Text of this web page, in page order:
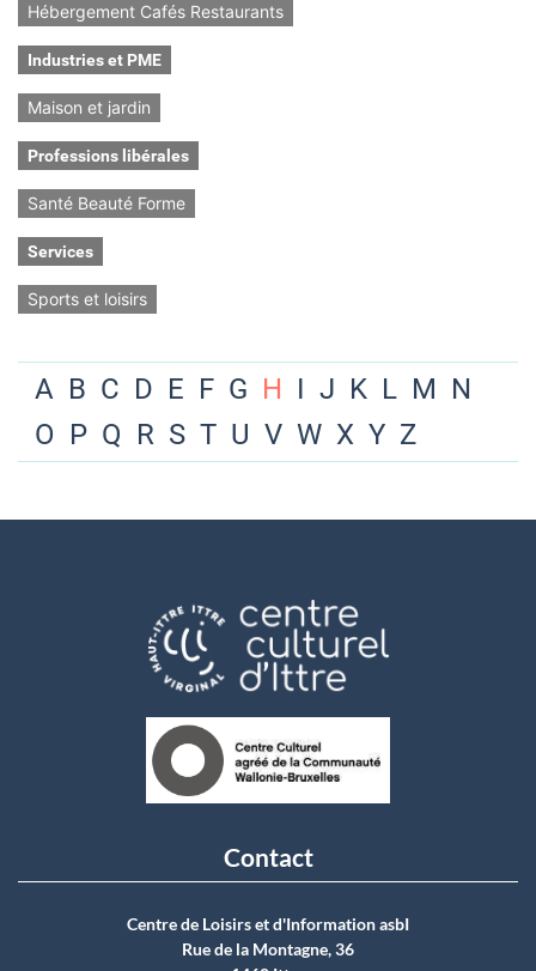
Hébergement Cafés Restaurants
Industries et PME
Maison et jardin
Professions libérales
Santé Beauté Forme
Services
Sports et loisirs
A B C D E F G H I J K L M N
O P Q R S T U V W X Y Z
Contact
Centre de Loisirs et d'Information asbI
Rue de la Montagne, 36